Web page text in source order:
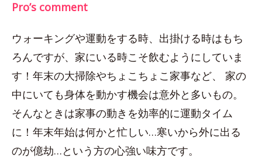
Pro’s comment
ウォーキングや運動をする時、出掛ける時はもち
ろんですが、家にいる時こそ飲むようにしていま
す！年末の大掃除やちょこちょこ家事など、 家の
中にいても身体を動かす機会は意外と多いもの。
そんなときは家事の動きを効率的に運動タイム
に！年末年始は何かと忙しい…寒いから外に出る
のが億劫…という方の心強い味方です。